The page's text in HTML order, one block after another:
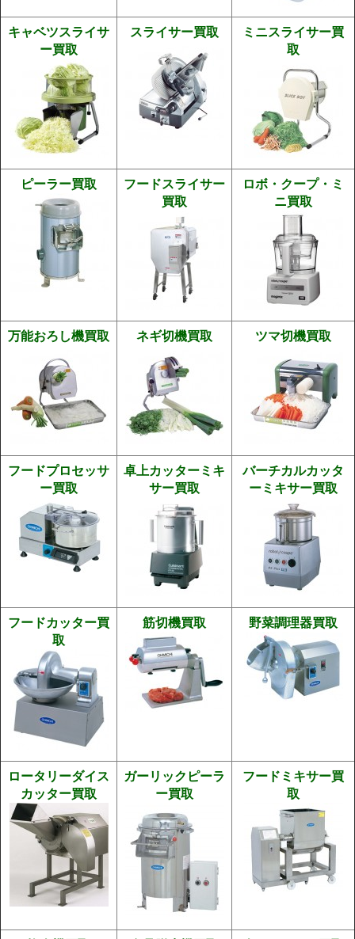
キャベツスライサ
ー買取
スライサー買取
ミニスライサー買
取
ピーラー買取
フードスライサー
買取
ロボ・クープ・ミ
ニ買取
万能おろし機買取 ネギ切機買取 ツマ切機買取
フードプロセッサ
ー買取
卓上カッターミキ
サー買取
バーチカルカッタ
ーミキサー買取
フードカッター買
取
筋切機買取 野菜調理器買取
ロータリーダイス
カッター買取
ガーリックピーラ
ー買取
フードミキサー買
取